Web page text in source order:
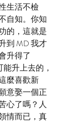
生活不檢
自知。你知
的，這就是
到 MD 我才
升得了
升上去的，
麼喜歡新
意娶一個正
心了嗎？人
情而已，真